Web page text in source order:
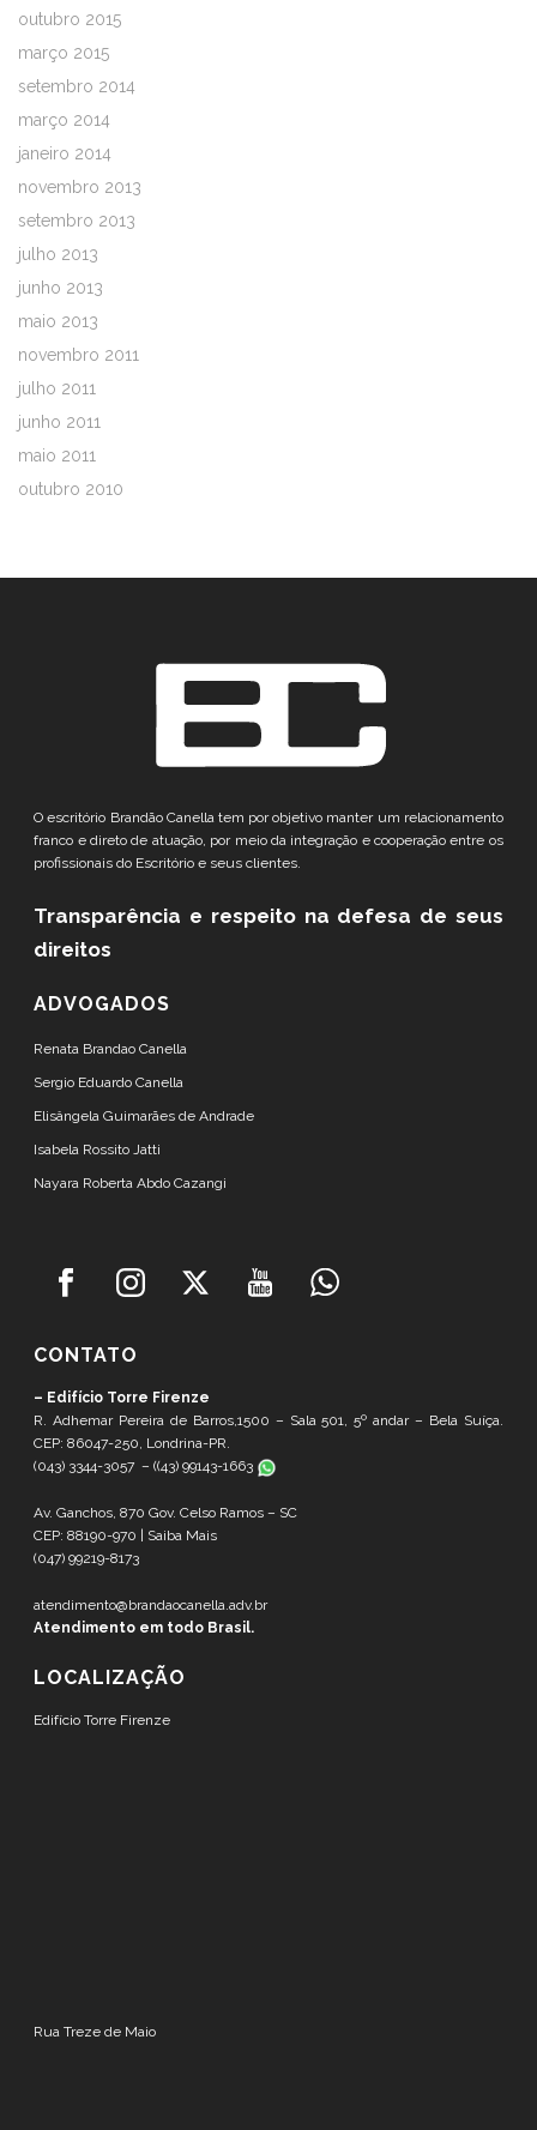
outubro 2015
março 2015
setembro 2014
março 2014
janeiro 2014
novembro 2013
setembro 2013
julho 2013
junho 2013
maio 2013
novembro 2011
julho 2011
junho 2011
maio 2011
outubro 2010
O escritório Brandão Canella tem por objetivo manter um relacionamento
franco e direto de atuação, por meio da integração e cooperação entre os
profissionais do Escritório e seus clientes.
Transparência e respeito na defesa de seus
direitos
ADVOGADOS
Renata Brandao Canella
Sergio Eduardo Canella
Elisângela Guimarães de Andrade
Isabela Rossito Jatti
Nayara Roberta Abdo Cazangi
CONTATO
– Edifício Torre Firenze
R. Adhemar Pereira de Barros,1500 – Sala 501, 5º andar – Bela Suíça.
CEP: 86047-250, Londrina-PR.
(043) 3344-3057 – ((43) 99143-1663
Av. Ganchos, 870 Gov. Celso Ramos – SC
CEP: 88190-970 | Saiba Mais
(047) 99219-8173
atendimento@brandaocanella.adv.br
Atendimento em todo Brasil.
LOCALIZAÇÃO
Edifício Torre Firenze
Rua Treze de Maio